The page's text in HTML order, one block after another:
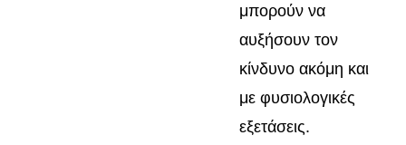
μπορούν να
αυξήσουν τον
κίνδυνο ακόμη και
με φυσιολογικές
εξετάσεις.